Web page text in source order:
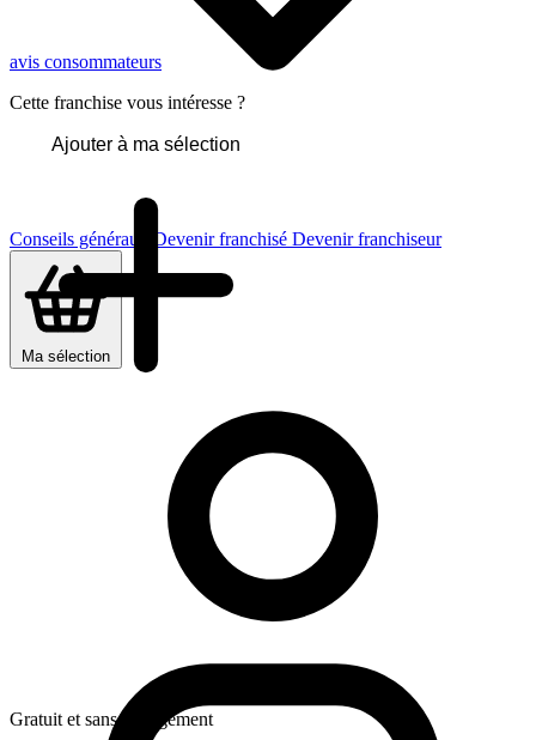
Conseils généraux Devenir franchisé Devenir franchiseur
Ma sélection
avis consommateurs
Cette franchise vous intéresse ?
Ajouter à ma sélection
Gratuit et sans engagement